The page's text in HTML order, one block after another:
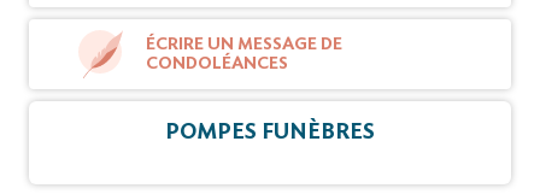
ÉCRIRE UN MESSAGE DE
CONDOLÉANCES
POMPES FUNÈBRES